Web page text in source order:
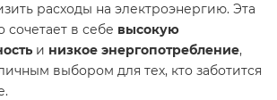
расходы на электроэнергию. Эта
сочетает в себе высокую
и низкое энергопотребление,
выбором для тех, кто заботится